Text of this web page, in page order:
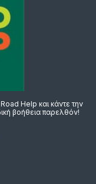
Help και κάντε την
βοήθεια παρελθόν!